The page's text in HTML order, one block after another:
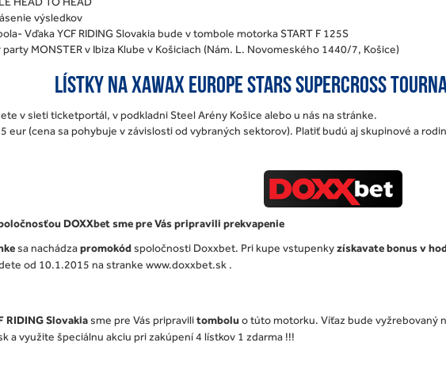
výsledkov
Vďaka YCF RIDING Slovakia bude v tombole motorka START F 125S
MONSTER v Ibiza Klube v Košiciach (Nám. L. Novomeského 1440/7, Košice)
Lístky na XAWAX EUROPE STARS SUPERCROSS
v sieti ticketportál, v podkladni Steel Arény Košice alebo u nás na stránke.
eur (cena sa pohybuje v závislosti od vybraných sektorov). Platiť budú aj skupinové a
DOXXbet sme pre Vás pripravili prekvapenie
sa nachádzapromokódspoločnosti Doxxbet. Pri kupe vstupenkyzískavate bonus v
od 10.1.2015 na stranke www.doxxbet.sk .
RIDING Slovakiasme pre Vás pripravilitombolu o túto motorku. Víťaz bude vyžrebovaný
a využite špeciálnu akciu pri zakúpení 4 lístkov 1 zdarma !!!